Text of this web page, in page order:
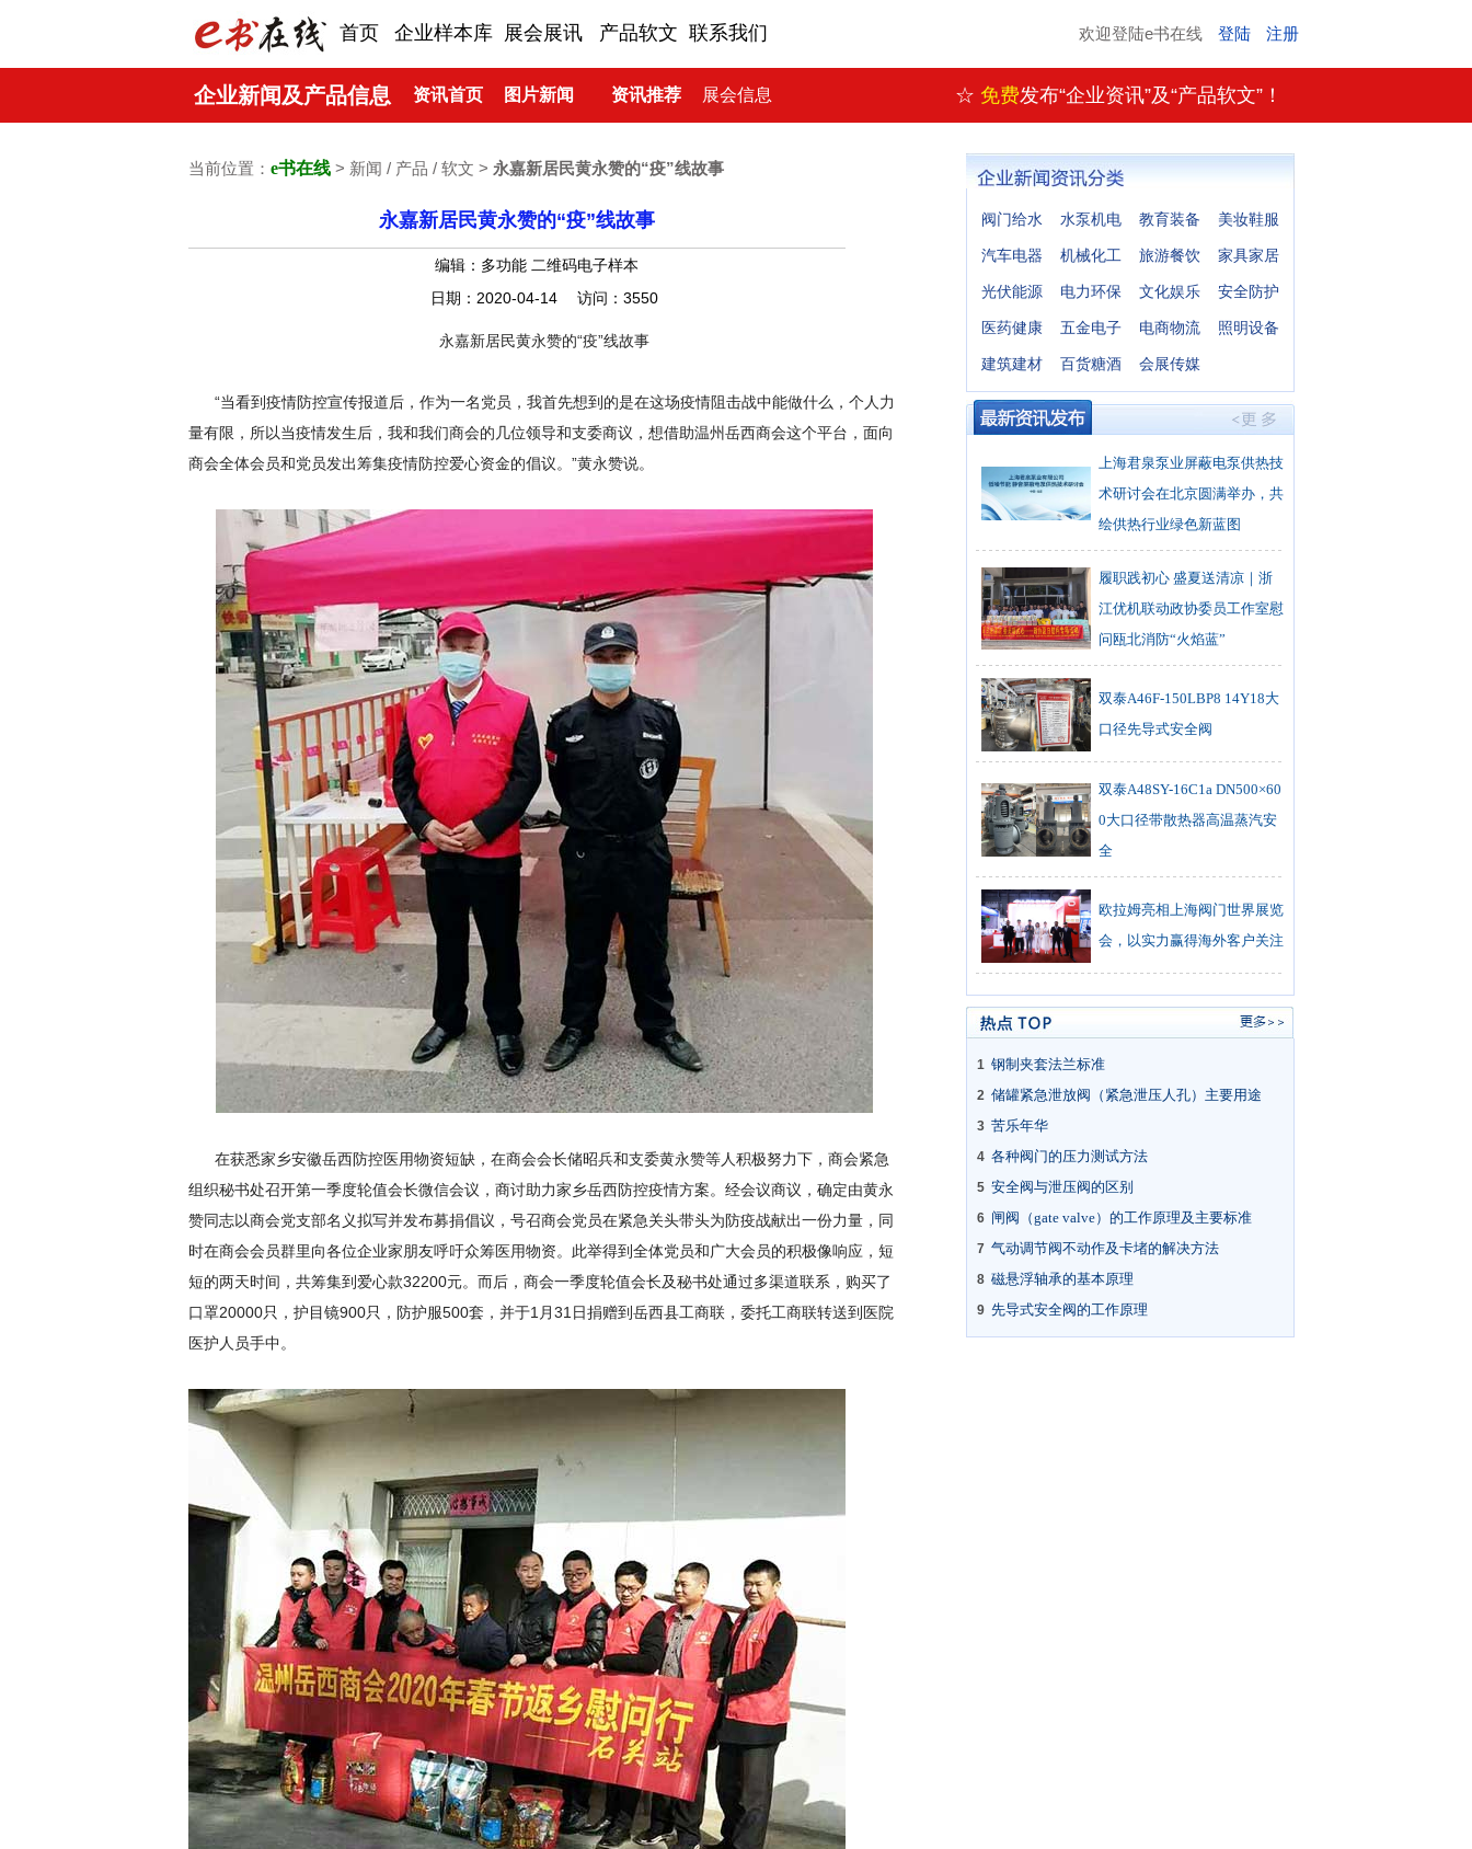
首页 企业样本库 展会展讯 产品软文 联系我们 欢迎登陆e书在线 登陆 注册
企业新闻及产品信息 资讯首页 图片新闻 资讯推荐 展会信息 ☆ 免费发布“企业资讯”及“产品软文”！
当前位置： e书在线 > 新闻 / 产品 / 软文 > 永嘉新居民黄永赞的“疫”线故事
永嘉新居民黄永赞的“疫”线故事
编辑：多功能 二维码电子样本
日期：2020-04-14 访问：3550
永嘉新居民黄永赞的“疫”线故事
“当看到疫情防控宣传报道后，作为一名党员，我首先想到的是在这场疫情阻击战中能做什么，个人力
量有限，所以当疫情发生后，我和我们商会的几位领导和支委商议，想借助温州岳西商会这个平台，面向
商会全体会员和党员发出筹集疫情防控爱心资金的倡议。”黄永赞说。
在获悉家乡安徽岳西防控医用物资短缺，在商会会长储昭兵和支委黄永赞等人积极努力下，商会紧急
组织秘书处召开第一季度轮值会长微信会议，商讨助力家乡岳西防控疫情方案。经会议商议，确定由黄永
赞同志以商会党支部名义拟写并发布募捐倡议，号召商会党员在紧急关头带头为防疫战献出一份力量，同
时在商会会员群里向各位企业家朋友呼吁众筹医用物资。此举得到全体党员和广大会员的积极像响应，短
短的两天时间，共筹集到爱心款32200元。而后，商会一季度轮值会长及秘书处通过多渠道联系，购买了
口罩20000只，护目镜900只，防护服500套，并于1月31日捐赠到岳西县工商联，委托工商联转送到医院
医护人员手中。
阀门给水 水泵机电 教育装备 美妆鞋服
汽车电器 机械化工 旅游餐饮 家具家居
光伏能源 电力环保 文化娱乐 安全防护
医药健康 五金电子 电商物流 照明设备
建筑建材 百货糖酒 会展传媒
上海君泉泵业屏蔽电泵供热技
术研讨会在北京圆满举办，共
绘供热行业绿色新蓝图
履职践初心 盛夏送清凉｜浙
江优机联动政协委员工作室慰
问瓯北消防“火焰蓝”
双泰A46F-150LBP8 14Y18大
口径先导式安全阀
双泰A48SY-16C1a DN500×60
0大口径带散热器高温蒸汽安
全
欧拉姆亮相上海阀门世界展览
会，以实力赢得海外客户关注
1 钢制夹套法兰标准
2 储罐紧急泄放阀（紧急泄压人孔）主要用途
3 苦乐年华
4 各种阀门的压力测试方法
5 安全阀与泄压阀的区别
6 闸阀（gate valve）的工作原理及主要标准
7 气动调节阀不动作及卡堵的解决方法
8 磁悬浮轴承的基本原理
9 先导式安全阀的工作原理